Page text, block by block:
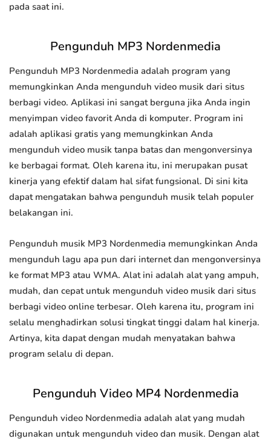
pada saat ini.
Pengunduh MP3 Nordenmedia
Pengunduh MP3 Nordenmedia adalah program yang
memungkinkan Anda mengunduh video musik dari situs
berbagi video. Aplikasi ini sangat berguna jika Anda ingin
menyimpan video favorit Anda di komputer. Program ini
adalah aplikasi gratis yang memungkinkan Anda
mengunduh video musik tanpa batas dan mengonversinya
ke berbagai format. Oleh karena itu, ini merupakan pusat
kinerja yang efektif dalam hal sifat fungsional. Di sini kita
dapat mengatakan bahwa pengunduh musik telah populer
belakangan ini.
Pengunduh musik MP3 Nordenmedia memungkinkan Anda
mengunduh lagu apa pun dari internet dan mengonversinya
ke format MP3 atau WMA. Alat ini adalah alat yang ampuh,
mudah, dan cepat untuk mengunduh video musik dari situs
berbagi video online terbesar. Oleh karena itu, program ini
selalu menghadirkan solusi tingkat tinggi dalam hal kinerja.
Artinya, kita dapat dengan mudah menyatakan bahwa
program selalu di depan.
Pengunduh Video MP4 Nordenmedia
Pengunduh video Nordenmedia adalah alat yang mudah
digunakan untuk mengunduh video dan musik. Dengan alat